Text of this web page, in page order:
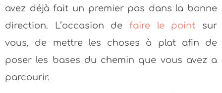
avez déjà fait un premier pas dans la bonne
direction. L’occasion de faire le point sur
vous, de mettre les choses à plat afin de
poser les bases du chemin que vous avez a
parcourir.